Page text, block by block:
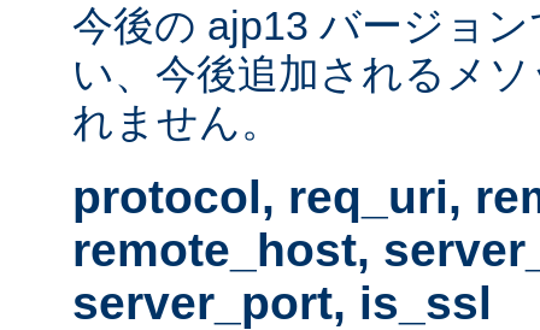
今後の ajp13 バージョ
い、今後追加されるメ
れません。
protocol, req_uri,
remote_host,
server_port, is_ssl